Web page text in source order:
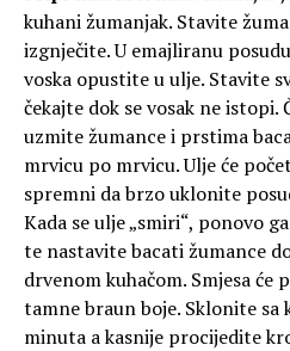
kuhani žumanjak. Stavite
izgnječite. U emajliranu
voska opustite u ulje. Stavite
čekajte dok se vosak ne istopi.
uzmite žumance i prstima
mrvicu po mrvicu. Ulje će
spremni da brzo uklonite
Kada se ulje „smiri“, ponovo
te nastavite bacati žumance
drvenom kuhačom. Smjesa
tamne braun boje. Sklonite sa
minuta a kasnije procijedite